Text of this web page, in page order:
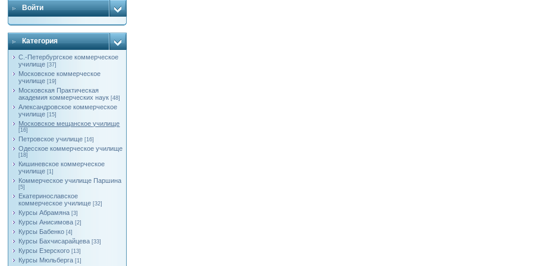
Войти
Категория
С.-Петербургское коммерческое
училище [37]
Московское коммерческое
училище [19]
Московская Практическая
академия коммерческих наук [48]
Александровское коммерческое
училище [15]
Московское мещанское училище
[16]
Петровское училище [16]
Одесское коммерческое училище
[18]
Кишиневское коммерческое
училище [1]
Коммерческое училище Паршина
[5]
Екатеринославское
коммерческое училище [32]
Курсы Абрамяна [3]
Курсы Анисимова [2]
Курсы Бабенко [4]
Курсы Бахчисарайцева [33]
Курсы Езерского [13]
Курсы Мюльберга [1]